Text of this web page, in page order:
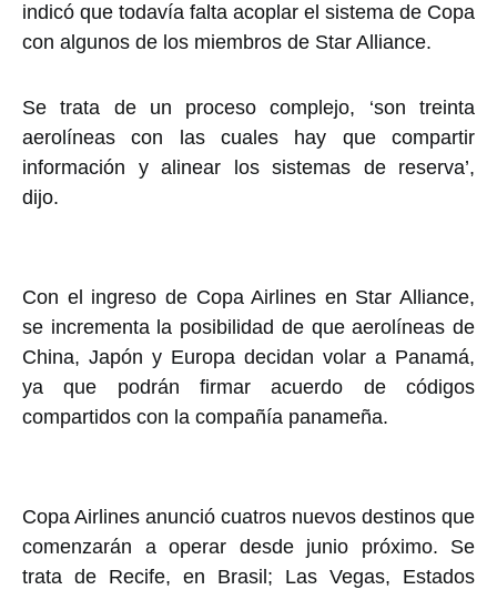
indicó que todavía falta acoplar el sistema de Copa
con algunos de los miembros de Star Alliance.
Se trata de un proceso complejo, ‘son treinta
aerolíneas con las cuales hay que compartir
información y alinear los sistemas de reserva’,
dijo.
Con el ingreso de Copa Airlines en Star Alliance,
se incrementa la posibilidad de que aerolíneas de
China, Japón y Europa decidan volar a Panamá,
ya que podrán firmar acuerdo de códigos
compartidos con la compañía panameña.
Copa Airlines anunció cuatros nuevos destinos que
comenzarán a operar desde junio próximo. Se
trata de Recife, en Brasil; Las Vegas, Estados